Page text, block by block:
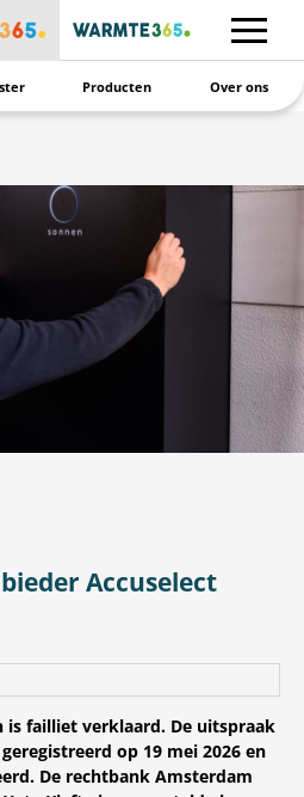
Producten Over ons
Accuselect
is failliet verklaard. De uitspraak
op 19 mei 2026 en
De rechtbank Amsterdam